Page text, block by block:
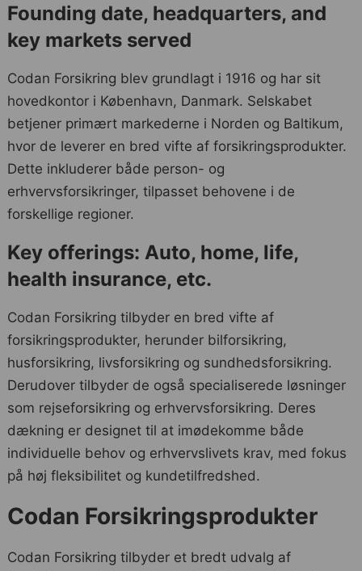
Founding date, headquarters, and
key markets served
Codan Forsikring blev grundlagt i 1916 og har sit
hovedkontor i København, Danmark. Selskabet
betjener primært markederne i Norden og Baltikum,
hvor de leverer en bred vifte af forsikringsprodukter.
Dette inkluderer både person- og
erhvervsforsikringer, tilpasset behovene i de
forskellige regioner.
Key offerings: Auto, home, life,
health insurance, etc.
Codan Forsikring tilbyder en bred vifte af
forsikringsprodukter, herunder bilforsikring,
husforsikring, livsforsikring og sundhedsforsikring.
Derudover tilbyder de også specialiserede løsninger
som rejseforsikring og erhvervsforsikring. Deres
dækning er designet til at imødekomme både
individuelle behov og erhvervslivets krav, med fokus
på høj fleksibilitet og kundetilfredshed.
Codan Forsikringsprodukter
Codan Forsikring tilbyder et bredt udvalg af